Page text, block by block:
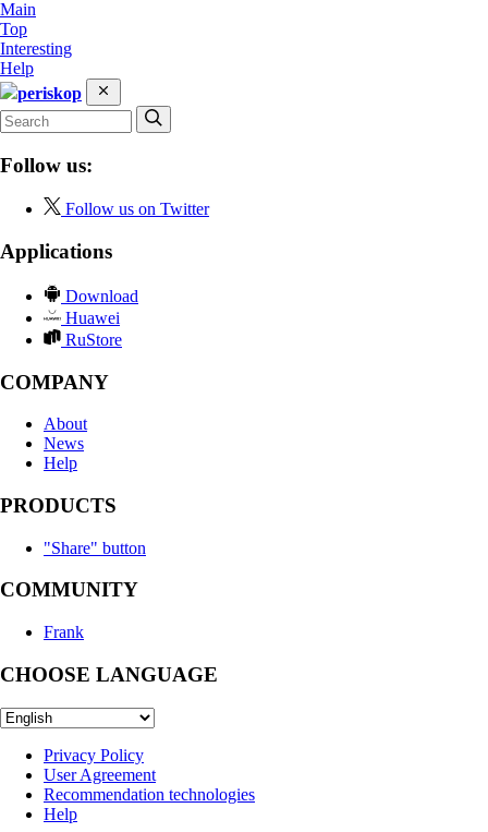
Main
Top
Interesting
Help
periskop
Follow us:
Follow us on Twitter
Applications
Download
Huawei
RuStore
COMPANY
About
News
Help
PRODUCTS
"Share" button
COMMUNITY
Frank
CHOOSE LANGUAGE
Privacy Policy
User Agreement
Recommendation technologies
Help